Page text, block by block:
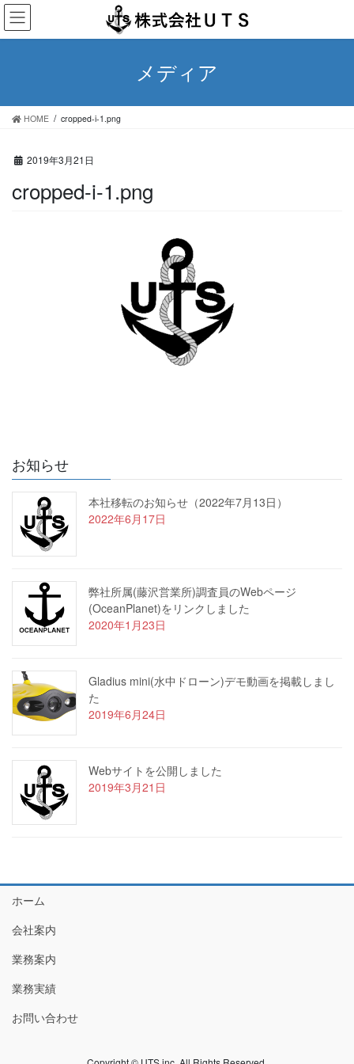
コ
ン
テ
ス
ナ
ビ
ゲ
ン
メディア
HOME cropped-i-1.png
2019年3月21日
cropped-i-1.png
お知らせ
本社移転のお知らせ（2022年7月13日）
2022年6月17日
弊社所属(藤沢営業所)調査員のWebページ
(OceanPlanet)をリンクしました
2020年1月23日
Gladius mini(水中ドローン)デモ動画を掲載しまし
た
2019年6月24日
Webサイトを公開しました
2019年3月21日
ホーム
会社案内
業務案内
業務実績
お問い合わせ